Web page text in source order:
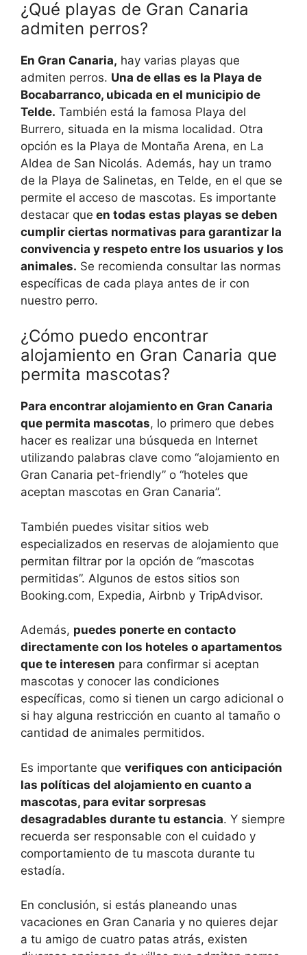
¿Qué playas de Gran Canaria
admiten perros?
En Gran Canaria, hay varias playas que
admiten perros. Una de ellas es la Playa de
Bocabarranco, ubicada en el municipio de
Telde. También está la famosa Playa del
Burrero, situada en la misma localidad. Otra
opción es la Playa de Montaña Arena, en La
Aldea de San Nicolás. Además, hay un tramo
de la Playa de Salinetas, en Telde, en el que se
permite el acceso de mascotas. Es importante
destacar que en todas estas playas se deben
cumplir ciertas normativas para garantizar la
convivencia y respeto entre los usuarios y los
animales. Se recomienda consultar las normas
específicas de cada playa antes de ir con
nuestro perro.
¿Cómo puedo encontrar
alojamiento en Gran Canaria que
permita mascotas?
Para encontrar alojamiento en Gran Canaria
que permita mascotas, lo primero que debes
hacer es realizar una búsqueda en Internet
utilizando palabras clave como “alojamiento en
Gran Canaria pet-friendly” o “hoteles que
aceptan mascotas en Gran Canaria”.
También puedes visitar sitios web
especializados en reservas de alojamiento que
permitan filtrar por la opción de “mascotas
permitidas”. Algunos de estos sitios son
Booking.com, Expedia, Airbnb y TripAdvisor.
Además, puedes ponerte en contacto
directamente con los hoteles o apartamentos
que te interesen para confirmar si aceptan
mascotas y conocer las condiciones
específicas, como si tienen un cargo adicional o
si hay alguna restricción en cuanto al tamaño o
cantidad de animales permitidos.
Es importante que verifiques con anticipación
las políticas del alojamiento en cuanto a
mascotas, para evitar sorpresas
desagradables durante tu estancia. Y siempre
recuerda ser responsable con el cuidado y
comportamiento de tu mascota durante tu
estadía.
En conclusión, si estás planeando unas
vacaciones en Gran Canaria y no quieres dejar
a tu amigo de cuatro patas atrás, existen